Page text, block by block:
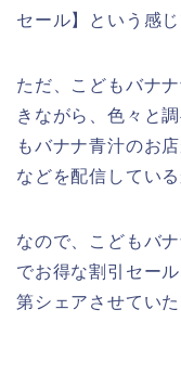
セール】という感
ただ、こどもバナ
きながら、色々と
もバナナ青汁のお
などを配信してい
なので、こどもバ
でお得な割引セー
第シェアさせてい